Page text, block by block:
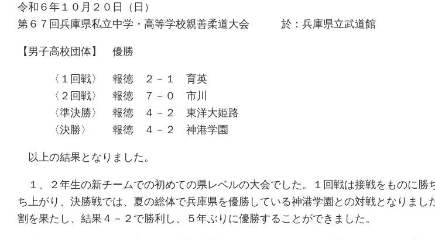
令和６年１０月２０日（日）
第６７回兵庫県私立中学・高等学校親善柔道大会 於：兵庫県立武道館
【男子高校団体】 優勝
〈１回戦〉 報徳 ２－１ 育英
〈２回戦〉 報徳 ７－０ 市川
〈準決勝〉 報徳 ４－２ 東洋大姫路
〈決勝〉 報徳 ４－２ 神港学園
以上の結果となりました。
１、２年生の新チームでの初めての県レベルの大会でした。１回戦は接戦をものに勝
ち上がり、決勝戦では、夏の総体で兵庫県を優勝している神港学園との対戦となりまし
割を果たし、結果４－２で勝利し、５年ぶりに優勝することができました。